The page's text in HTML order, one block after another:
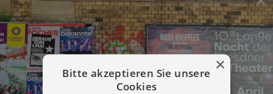
×
Bitte akzeptieren Sie unsere
Cookies